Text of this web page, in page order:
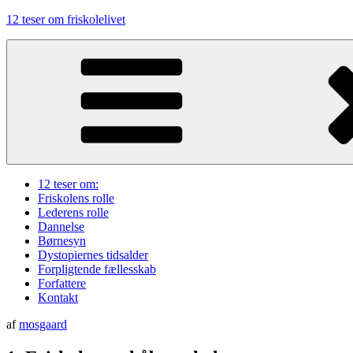
Videre
12 teser om friskolelivet
12 teser om:
Friskolens rolle
Lederens rolle
Dannelse
Børnesyn
Dystopiernes tidsalder
Forpligtende fællesskab
Forfattere
Kontakt
Udgivet
afmosgaard